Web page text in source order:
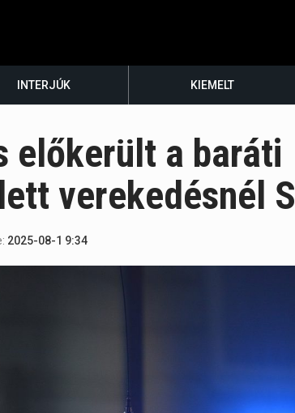
INTERJÚK KIEMELT
előkerült a baráti
verekedésnél
2025-08-1 9:34